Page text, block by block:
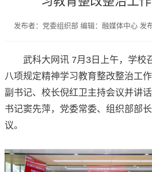
发布者：党委组织部 编辑：融媒体中心 发
武科大网讯 7月3日上午，学校
八项规定精神学习教育整改整治工
副书记、校长倪红卫主持会议并讲
书记窦先萍，党委常委、组织部部
议。